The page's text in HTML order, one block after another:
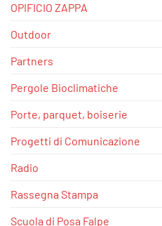
OPIFICIO ZAPPA
Outdoor
Partners
Pergole Bioclimatiche
Porte, parquet, boiserie
Progetti di Comunicazione
Radio
Rassegna Stampa
Scuola di Posa Falpe